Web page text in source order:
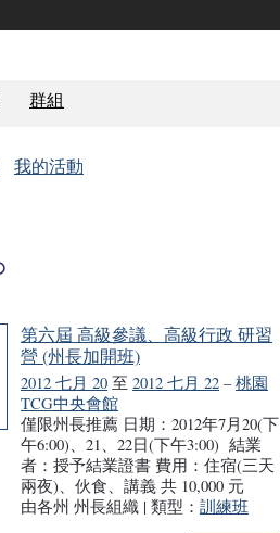
群組
我的活動
第六屆 高級參議、高級行政 研習
營 (州長加開班)
2012 七月 20 至 2012 七月 22 –桃園
TCG中央會館
僅限州長推薦 日期：2012年7月20(下
午6:00)、21、22日(下午3:00) 結業
者：授予結業證書 費用：住宿(三天
兩夜)、伙食、講義 共 10,000 元
由各州 州長組織 | 類型： 訓練班